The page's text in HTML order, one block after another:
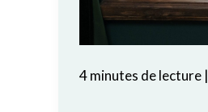
4 minutes de lecture|